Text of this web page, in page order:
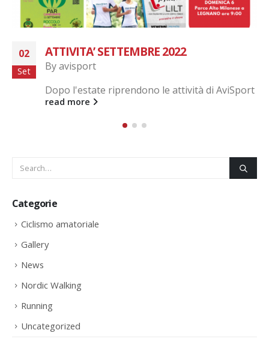
24
Giu
VAI COL BOOMERANG
Byavisport
Domenica 19 Giugno, I nostri Runner hanno
preso parte alla 45^ edizione della Vai col
Categorie
Ciclismo amatoriale
Gallery
News
Nordic Walking
Running